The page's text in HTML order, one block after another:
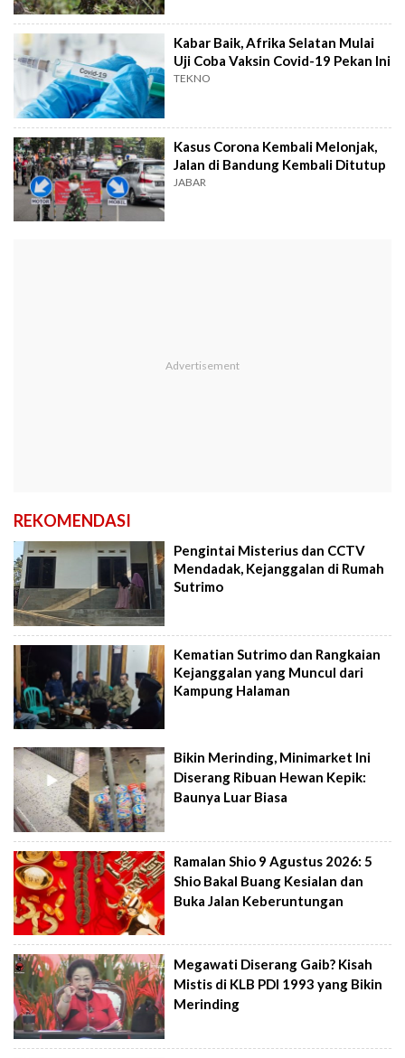
Kabar Baik, Afrika Selatan Mulai
Uji Coba Vaksin Covid-19 Pekan Ini
TEKNO
Kasus Corona Kembali Melonjak,
Jalan di Bandung Kembali Ditutup
JABAR
REKOMENDASI
Pengintai Misterius dan CCTV
Mendadak, Kejanggalan di Rumah
Sutrimo
Kematian Sutrimo dan Rangkaian
Kejanggalan yang Muncul dari
Kampung Halaman
Bikin Merinding, Minimarket Ini
Diserang Ribuan Hewan Kepik:
Baunya Luar Biasa
Ramalan Shio 9 Agustus 2026: 5
Shio Bakal Buang Kesialan dan
Buka Jalan Keberuntungan
Megawati Diserang Gaib? Kisah
Mistis di KLB PDI 1993 yang Bikin
Merinding